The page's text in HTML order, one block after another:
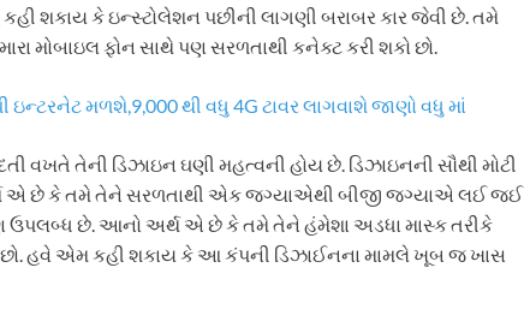
શકાય કે ઇન્સ્ટોલેશન પછીની લાગણી બરાબર કાર જેવી છે. તમે
મોબાઇલ ફોન સાથે પણ સરળતાથી કનેક્ટ કરી શકો છો.
ઇન્ટરનેટ મળશે,9,000 થી વધુ 4G ટાવર લાગવાશે જાણો વધુ માં
વખતે તેની ડિઝાઇન ઘણી મહત્વની હોય છે. ડિઝાઇનની સૌથી મોટી
એ છે કે તમે તેને સરળતાથી એક જગ્યાએથી બીજી જગ્યાએ લઈ જઈ
ઉપલબ્ધ છે. આનો અર્થ એ છે કે તમે તેને હંમેશા અડધા માસ્ક તરીકે
છો. હવે એમ કહી શકાય કે આ કંપની ડિઝાઈનના મામલે ખૂબ જ ખાસ